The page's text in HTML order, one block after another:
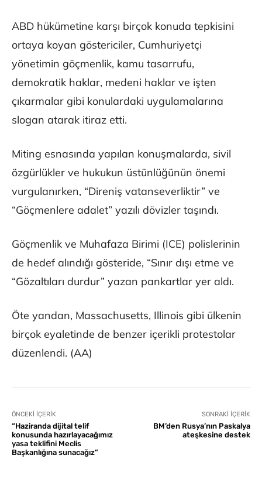
ABD hükümetine karşı birçok konuda tepkisini
ortaya koyan göstericiler, Cumhuriyetçi
yönetimin göçmenlik, kamu tasarrufu,
demokratik haklar, medeni haklar ve işten
çıkarmalar gibi konulardaki uygulamalarına
slogan atarak itiraz etti.
Miting esnasında yapılan konuşmalarda, sivil
özgürlükler ve hukukun üstünlüğünün önemi
vurgulanırken, “Direniş vatanseverliktir” ve
“Göçmenlere adalet” yazılı dövizler taşındı.
Göçmenlik ve Muhafaza Birimi (ICE) polislerinin
de hedef alındığı gösteride, “Sınır dışı etme ve
“Gözaltıları durdur” yazan pankartlar yer aldı.
Öte yandan, Massachusetts, Illinois gibi ülkenin
birçok eyaletinde de benzer içerikli protestolar
düzenlendi. (AA)
ÖNCEKI İÇERIK
“Haziranda dijital telif
konusunda hazırlayacağımız
yasa teklifini Meclis
Başkanlığına sunacağız”
SONRAKI İÇERIK
BM’den Rusya’nın Paskalya
ateşkesine destek